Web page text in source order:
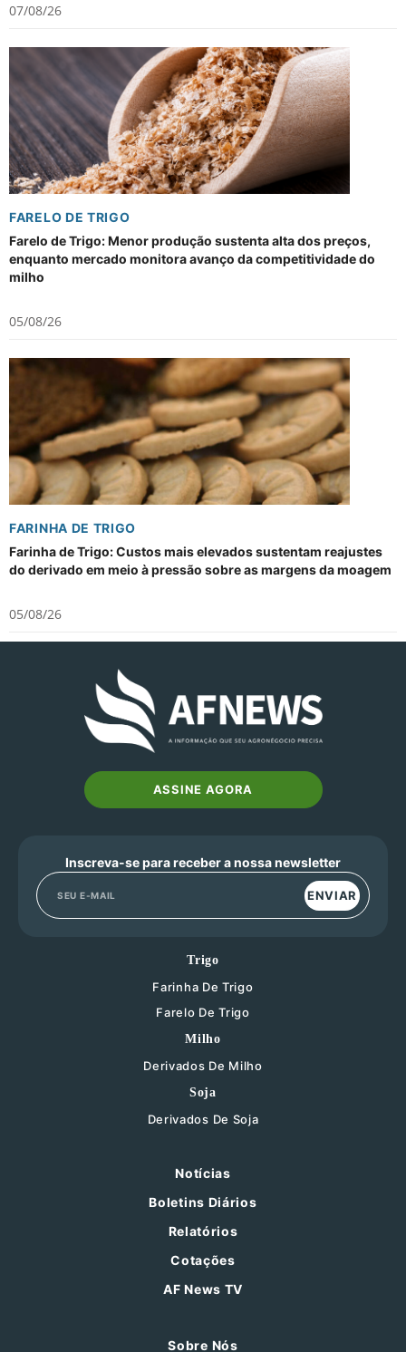
07/08/26
FARELO DE TRIGO
Farelo de Trigo: Menor produção sustenta alta dos preços,
enquanto mercado monitora avanço da competitividade do
milho
05/08/26
FARINHA DE TRIGO
Farinha de Trigo: Custos mais elevados sustentam reajustes
do derivado em meio à pressão sobre as margens da moagem
05/08/26
ASSINE AGORA
Inscreva-se para receber a nossa newsletter
ENVIAR
Trigo
Farinha De Trigo
Farelo De Trigo
Milho
Derivados De Milho
Soja
Derivados De Soja
Notícias
Boletins Diários
Relatórios
Cotações
AF News TV
Sobre Nós